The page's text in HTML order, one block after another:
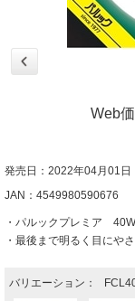
Web
発売日：2022年04月01日
JAN：4549980590676
・パルックプレミア
・最後まで明るく目にや
バリエーション：